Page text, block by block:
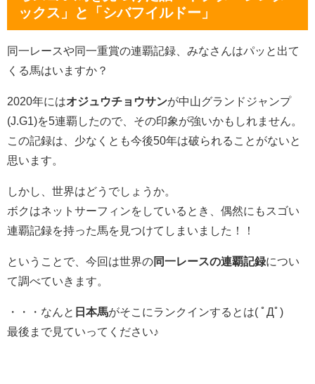
ックス」と「シバフイルドー」
同一レースや同一重賞の連覇記録、みなさんはパッと出て
くる馬はいますか？
2020年にはオジュウチョウサンが中山グランドジャンプ
(J.G1)を5連覇したので、その印象が強いかもしれません。
この記録は、少なくとも今後50年は破られることがないと
思います。
しかし、世界はどうでしょうか。
ボクはネットサーフィンをしているとき、偶然にもスゴい
連覇記録を持った馬を見つけてしまいました！！
ということで、今回は世界の同一レースの連覇記録につい
て調べていきます。
・・・なんと 日本馬がそこにランクインするとは( ﾟДﾟ)
最後まで見ていってください♪